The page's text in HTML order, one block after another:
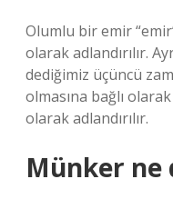
Olumlu bir emir
olarak adlandırılır.
dediğimiz üçüncü
olmasına bağlı
olarak adlandırılır.
Münker ne